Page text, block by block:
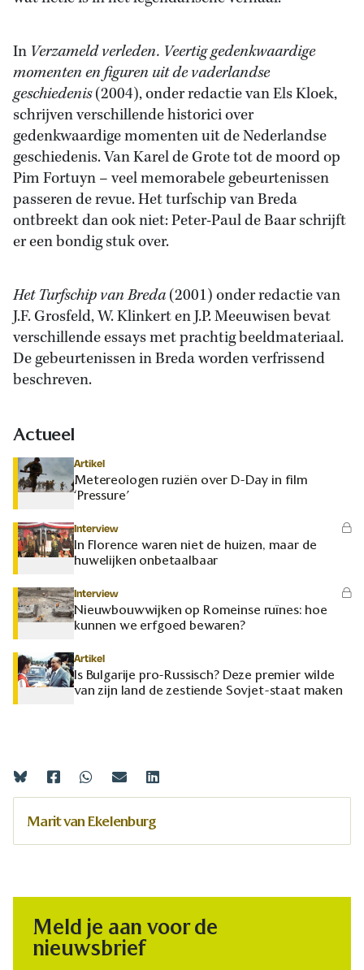
In Verzameld verleden. Veertig gedenkwaardige
momenten en figuren uit de vaderlandse
geschiedenis(2004), onder redactie van Els Kloek,
schrijven verschillende historici over
gedenkwaardige momenten uit de Nederlandse
geschiedenis. Van Karel de Grote tot de moord op
Pim Fortuyn – veel memorabele gebeurtenissen
passeren de revue. Het turfschip van Breda
ontbreekt dan ook niet: Peter-Paul de Baar schrijft
er een bondig stuk over.
Het Turfschip van Breda(2001) onder redactie van
J.F. Grosfeld, W. Klinkert en J.P. Meeuwisen bevat
verschillende essays met prachtig beeldmateriaal.
De gebeurtenissen in Breda worden verfrissend
beschreven.
Actueel
Artikel
Metereologen ruziën over D-Day in film
‘Pressure’
Interview
In Florence waren niet de huizen, maar de
huwelijken onbetaalbaar
Interview
Nieuwbouwwijken op Romeinse ruïnes: hoe
kunnen we erfgoed bewaren?
Artikel
Is Bulgarije pro-Russisch? Deze premier wilde
van zijn land de zestiende Sovjet-staat maken
Marit van Ekelenburg
Meld je aan voor de
nieuwsbrief